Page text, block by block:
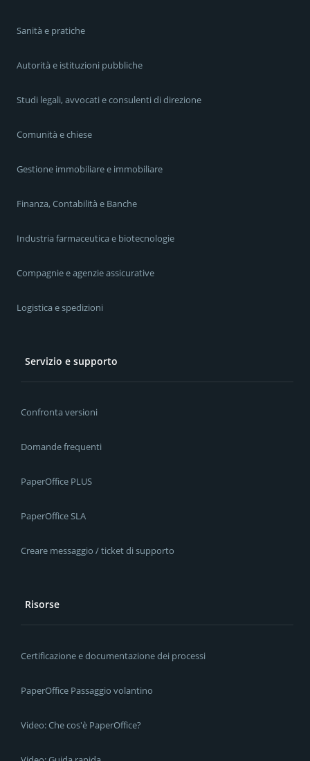
Sanità e pratiche
Autorità e istituzioni pubbliche
Studi legali, avvocati e consulenti di direzione
Comunità e chiese
Gestione immobiliare e immobiliare
Finanza, Contabilità e Banche
Industria farmaceutica e biotecnologie
Compagnie e agenzie assicurative
Logistica e spedizioni
Servizio e supporto
Confronta versioni
Domande frequenti
PaperOffice PLUS
PaperOffice SLA
Creare messaggio / ticket di supporto
Risorse
Certificazione e documentazione dei processi
PaperOffice Passaggio volantino
Video: Che cos'è PaperOffice?